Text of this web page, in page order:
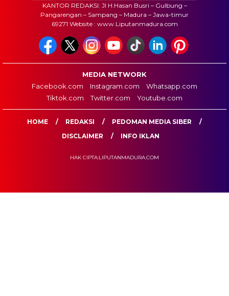
KANTOR REDAKSI: Jl H.Hasan Busri – Gulbung –
Pangarengan – Sampang – Madura – Jawa-timur
69271 Website : www.Liputanmadura.com
MEDIA NETWORK
Facebook.com
Instagram.com
Whatsapp.com
Tiktok.com
Twitter.com Youtube.com
HOME REDAKSI
PEDOMAN MEDIA SIBER
DISCLAIMER
INFO IKLAN
HAK CIPTA:LIPUTANMADURA.COM